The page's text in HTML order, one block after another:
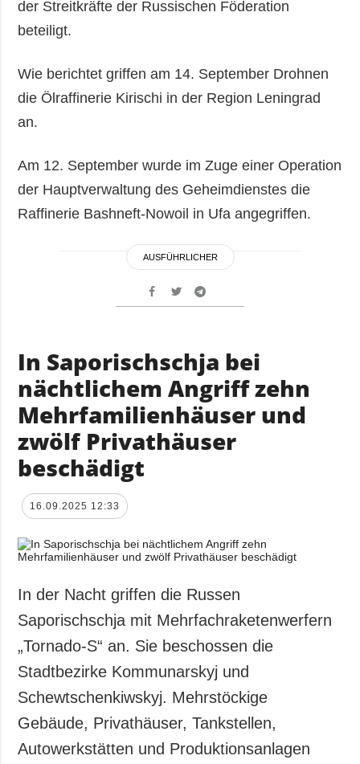
der Streitkräfte der Russischen Föderation
beteiligt.
Wie berichtet griffen am 14. September Drohnen
die Ölraffinerie Kirischi in der Region Leningrad
an.
Am 12. September wurde im Zuge einer Operation
der Hauptverwaltung des Geheimdienstes die
Raffinerie Bashneft-Nowoil in Ufa angegriffen.
AUSFÜHRLICHER
In Saporischschja bei
nächtlichem Angriff zehn
Mehrfamilienhäuser und
zwölf Privathäuser
beschädigt
16.09.2025 12:33
In der Nacht griffen die Russen
Saporischschja mit Mehrfachraketenwerfern
„Tornado-S“ an. Sie beschossen die
Stadtbezirke Kommunarskyj und
Schewtschenkiwskyj. Mehrstöckige
Gebäude, Privathäuser, Tankstellen,
Autowerkstätten und Produktionsanlagen